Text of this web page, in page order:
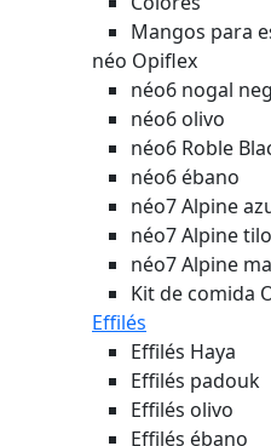
Mangos para
néo Opiflex
néo6 nogal
néo6 olivo
néo6 Roble
néo6 ébano
néo7 Alpine
néo7 Alpine tilo
néo7 Alpine
Kit de comida
Effilés
Effilés Haya
Effilés padouk
Effilés olivo
Effilés ébano